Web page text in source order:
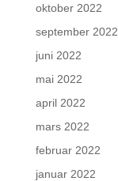
oktober 2022
september 2022
juni 2022
mai 2022
april 2022
mars 2022
februar 2022
januar 2022